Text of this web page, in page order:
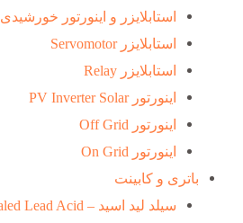
استابلایزر و اینورتور خورشیدی
استابلایزر Servomotor
استابلایزر Relay
اینورتور PV Inverter Solar
اینورتور Off Grid
اینورتور On Grid
باتری و کابینت
سیلد لید اسید – Sealed Lead Acid